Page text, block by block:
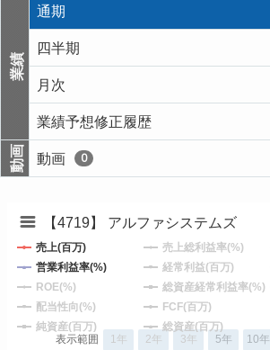
業績
通期
四半期
月次
業績予想修正履歴
動画 動画 0
【4719】 アルファシステムズ
表示範囲 1年 2年 3年 5年 10年
売上(百万) 売上総利益率(%)
営業利益率(%)
経常利益(百万)
ROE(%)
総資産経常利益率(%)
配当性向(%)
FCF(百万)
純資産(百万)
総資産(百万)